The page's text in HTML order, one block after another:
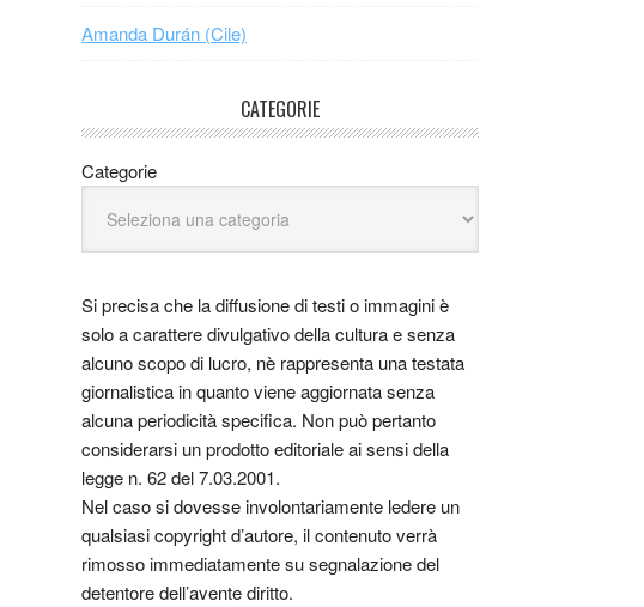
Amanda Durán (Cile)
CATEGORIE
Categorie
Si precisa che la diffusione di testi o immagini è
solo a carattere divulgativo della cultura e senza
alcuno scopo di lucro, nè rappresenta una testata
giornalistica in quanto viene aggiornata senza
alcuna periodicità specifica. Non può pertanto
considerarsi un prodotto editoriale ai sensi della
legge n. 62 del 7.03.2001.
Nel caso si dovesse involontariamente ledere un
qualsiasi copyright d’autore, il contenuto verrà
rimosso immediatamente su segnalazione del
detentore dell’avente diritto.